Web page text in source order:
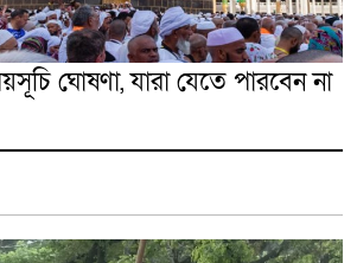
ঘোষণা, যারা যেতে পারবেন না